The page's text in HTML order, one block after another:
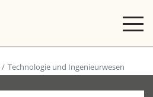
Technologie und Ingenieurwesen